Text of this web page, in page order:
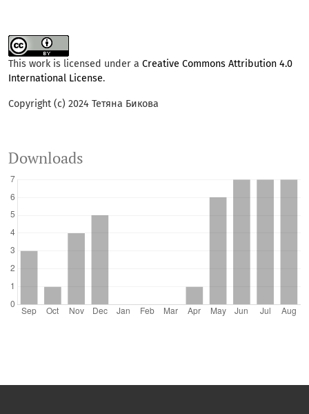
This work is licensed under a Creative Commons Attribution 4.0
International License.
Copyright (c) 2024 Тетяна Бикова
Downloads